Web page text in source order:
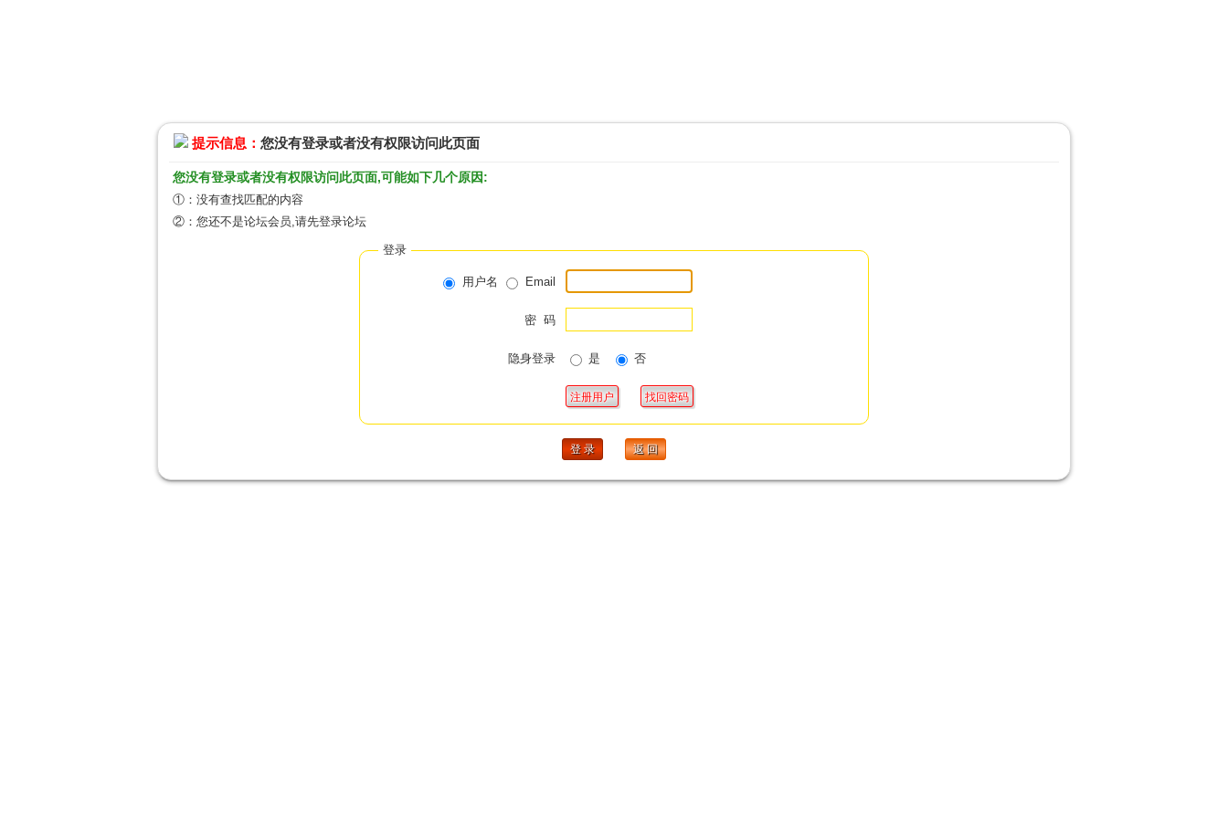
提示信息： 您没有登录或者没有权限访问此页面
您没有登录或者没有权限访问此页面,可能如下几个原因:
①：没有查找匹配的内容
②：您还不是论坛会员,请先登录论坛
登录
用户名 Email
密 码
隐身登录 是 否